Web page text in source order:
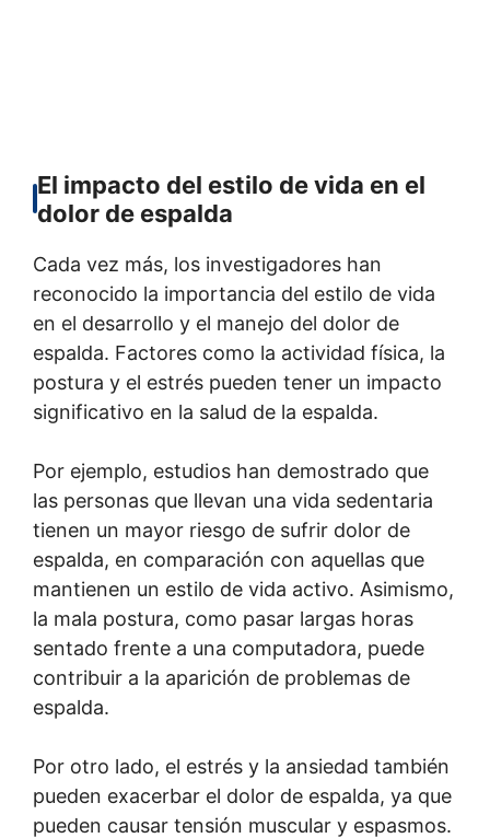
El impacto del estilo de vida en el
dolor de espalda
Cada vez más, los investigadores han
reconocido la importancia del estilo de vida
en el desarrollo y el manejo del dolor de
espalda. Factores como la actividad física, la
postura y el estrés pueden tener un impacto
significativo en la salud de la espalda.
Por ejemplo, estudios han demostrado que
las personas que llevan una vida sedentaria
tienen un mayor riesgo de sufrir dolor de
espalda, en comparación con aquellas que
mantienen un estilo de vida activo. Asimismo,
la mala postura, como pasar largas horas
sentado frente a una computadora, puede
contribuir a la aparición de problemas de
espalda.
Por otro lado, el estrés y la ansiedad también
pueden exacerbar el dolor de espalda, ya que
pueden causar tensión muscular y espasmos.